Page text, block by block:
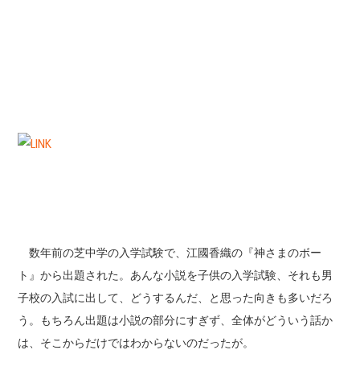
数年前の芝中学の入学試験で、江國香織の『神さまのボー
ト』から出題された。あんな小説を子供の入学試験、それも男
子校の入試に出して、どうするんだ、と思った向きも多いだろ
う。もちろん出題は小説の部分にすぎず、全体がどういう話か
は、そこからだけではわからないのだったが。